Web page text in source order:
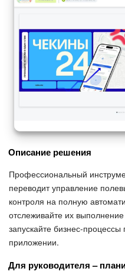
Описание решения
Профессиональный
переводит управление
контроля на полную
отслеживайте их
запускайте бизнес-
приложении.
Для руководителя –